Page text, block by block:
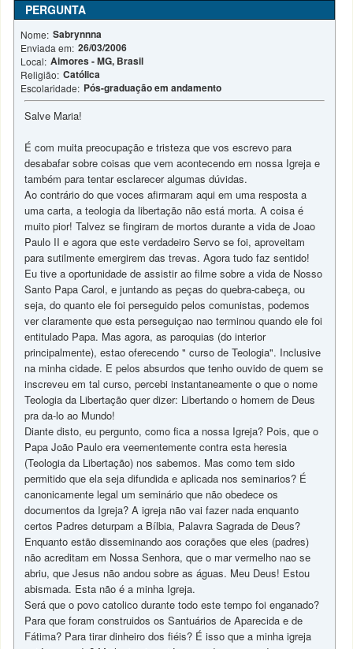
PERGUNTA
Nome: Sabrynnna
Enviada em: 26/03/2006
Local: Aimores - MG, Brasil
Religião: Católica
Escolaridade: Pós-graduação em andamento
Salve Maria!
É com muita preocupação e tristeza que vos escrevo para
desabafar sobre coisas que vem acontecendo em nossa Igreja e
também para tentar esclarecer algumas dúvidas.
Ao contrário do que voces afirmaram aqui em uma resposta a
uma carta, a teologia da libertação não está morta. A coisa é
muito pior! Talvez se fingiram de mortos durante a vida de Joao
Paulo II e agora que este verdadeiro Servo se foi, aproveitam
para sutilmente emergirem das trevas. Agora tudo faz sentido!
Eu tive a oportunidade de assistir ao filme sobre a vida de Nosso
Santo Papa Carol, e juntando as peças do quebra-cabeça, ou
seja, do quanto ele foi perseguido pelos comunistas, podemos
ver claramente que esta perseguiçao nao terminou quando ele foi
entitulado Papa. Mas agora, as paroquias (do interior
principalmente), estao oferecendo " curso de Teologia". Inclusive
na minha cidade. E pelos absurdos que tenho ouvido de quem se
inscreveu em tal curso, percebi instantaneamente o que o nome
Teologia da Libertação quer dizer: Libertando o homem de Deus
pra da-lo ao Mundo!
Diante disto, eu pergunto, como fica a nossa Igreja? Pois, que o
Papa João Paulo era veementemente contra esta heresia
(Teologia da Libertação) nos sabemos. Mas como tem sido
permitido que ela seja difundida e aplicada nos seminarios? É
canonicamente legal um seminário que não obedece os
documentos da Igreja? A igreja não vai fazer nada enquanto
certos Padres deturpam a Bílbia, Palavra Sagrada de Deus?
Enquanto estão disseminando aos corações que eles (padres)
não acreditam em Nossa Senhora, que o mar vermelho nao se
abriu, que Jesus não andou sobre as águas. Meu Deus! Estou
abismada. Esta não é a minha Igreja.
Será que o povo catolico durante todo este tempo foi enganado?
Para que foram construidos os Santuários de Aparecida e de
Fátima? Para tirar dinheiro dos fiéis? É isso que a minha igreja